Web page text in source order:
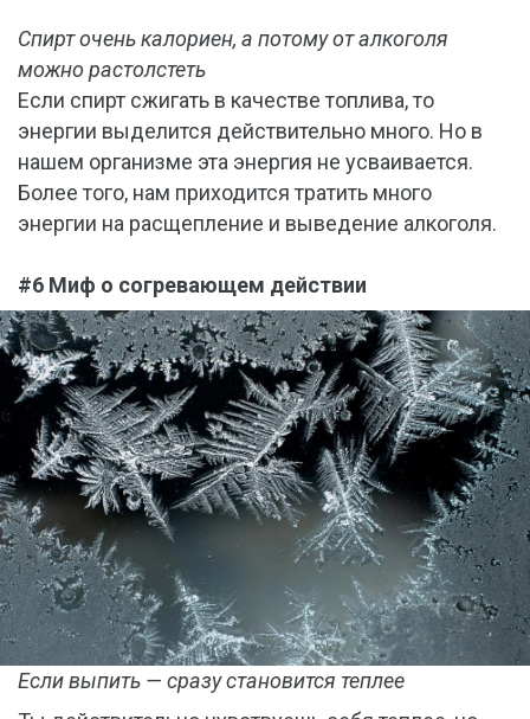
Спирт очень калориен, а потому от алкоголя
можно растолстеть
Если спирт сжигать в качестве топлива, то
энергии выделится действительно много. Но в
нашем организме эта энергия не усваивается.
Более того, нам приходится тратить много
энергии на расщепление и выведение алкоголя.
#6 Миф о согревающем действии
Если выпить — сразу становится теплее